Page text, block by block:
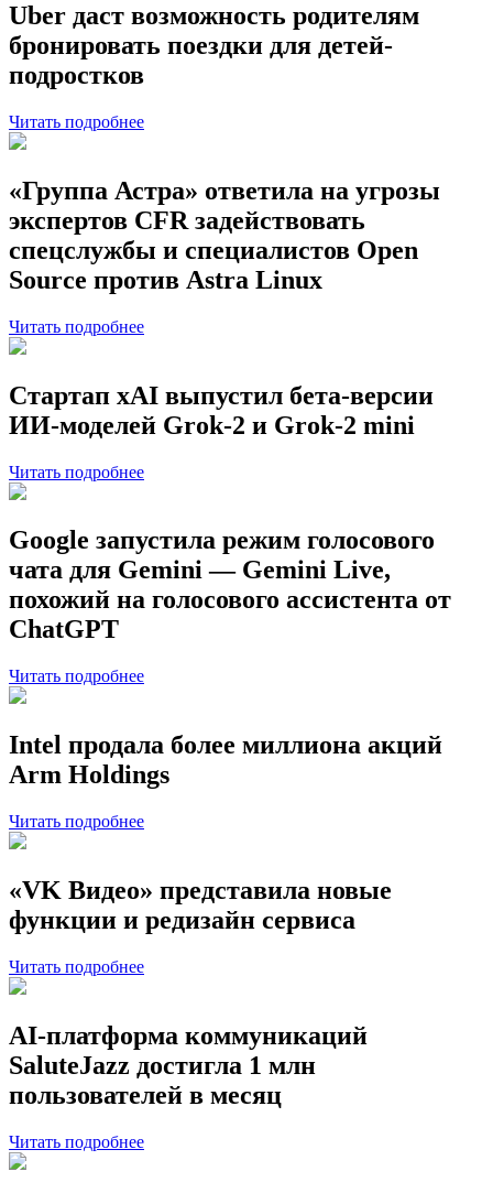
Uber даст возможность родителям
бронировать поездки для детей-
подростков
Читать подробнее
«Группа Астра» ответила на угрозы
экспертов CFR задействовать
спецслужбы и специалистов Open
Source против Astra Linux
Читать подробнее
Стартап xAI выпустил бета-версии
ИИ-моделей Grok-2 и Grok-2 mini
Читать подробнее
Google запустила режим голосового
чата для Gemini — Gemini Live,
похожий на голосового ассистента от
ChatGPT
Читать подробнее
Intel продала более миллиона акций
Arm Holdings
Читать подробнее
«VK Видео» представила новые
функции и редизайн сервиса
Читать подробнее
AI-платформа коммуникаций
SaluteJazz достигла 1 млн
пользователей в месяц
Читать подробнее